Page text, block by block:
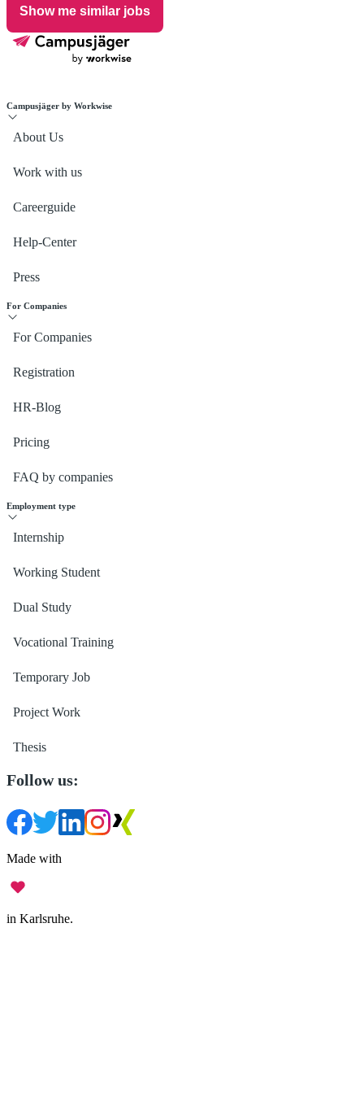
Show me similar jobs
Campusjäger by Workwise
About Us
Work with us
Careerguide
Help-Center
Press
For Companies
For Companies
Registration
HR-Blog
Pricing
FAQ by companies
Employment type
Internship
Working Student
Dual Study
Vocational Training
Temporary Job
Project Work
Thesis
Follow us:
Made with
in Karlsruhe.